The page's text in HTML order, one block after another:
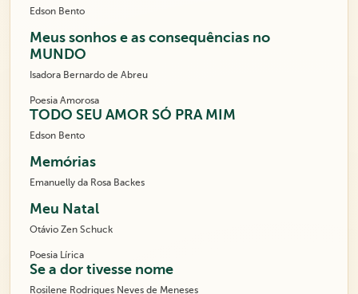
Edson Bento
Meus sonhos e as consequências no
MUNDO
Isadora Bernardo de Abreu
Poesia Amorosa
TODO SEU AMOR SÓ PRA MIM
Edson Bento
Memórias
Emanuelly da Rosa Backes
Meu Natal
Otávio Zen Schuck
Poesia Lírica
Se a dor tivesse nome
Rosilene Rodrigues Neves de Meneses